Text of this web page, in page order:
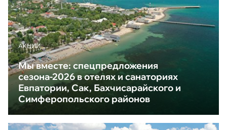
АКЦИИ
Мы вместе: спецпредложения
сезона-2026 в отелях и санаториях
Евпатории, Сак, Бахчисарайского и
Симферопольского районов